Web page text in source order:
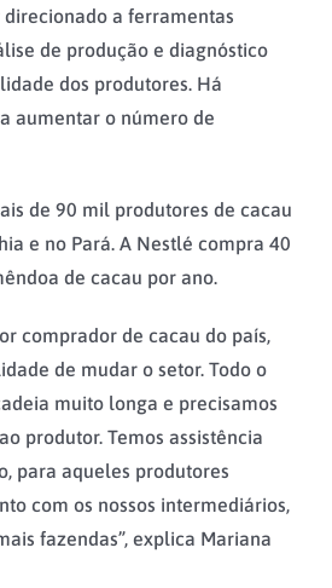
a ferramentas
de produção e diagnóstico
dos produtores. Há
aumentar o número de
de 90 mil produtores de cacau
e no Pará. A Nestlé compra 40
de cacau por ano.
comprador de cacau do país,
de mudar o setor. Todo o
muito longa e precisamos
produtor. Temos assistência
para aqueles produtores
com os nossos intermediários,
fazendas”, explica Mariana